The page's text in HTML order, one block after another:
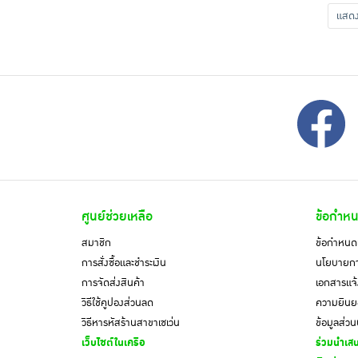
แสดง
ศูนย์ช่วยเหลือ
สมาชิก
การสั่งซื้อและชำระเงิน
การจัดส่งสินค้า
วิธีใช้คูปองส่วนลด
วิธีหารหัสร้านสาขาเซเว่น
เว็บไซต์ในเครือ
ข้อกำห
ข้อกำหนด
นโยบายก
เอกสาร
ความยินย
ข้อมูลส่ว
ร่วมนำเส